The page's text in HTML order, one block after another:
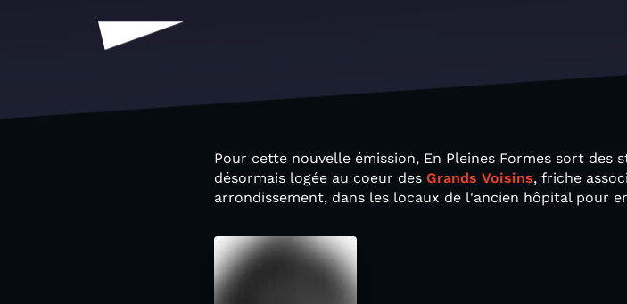
Pour cette nouvelle émission, En Pleines Formes sort des
désormais logée au coeur des Grands Voisins, friche
arrondissement, dans les locaux de l'ancien hôpital pour